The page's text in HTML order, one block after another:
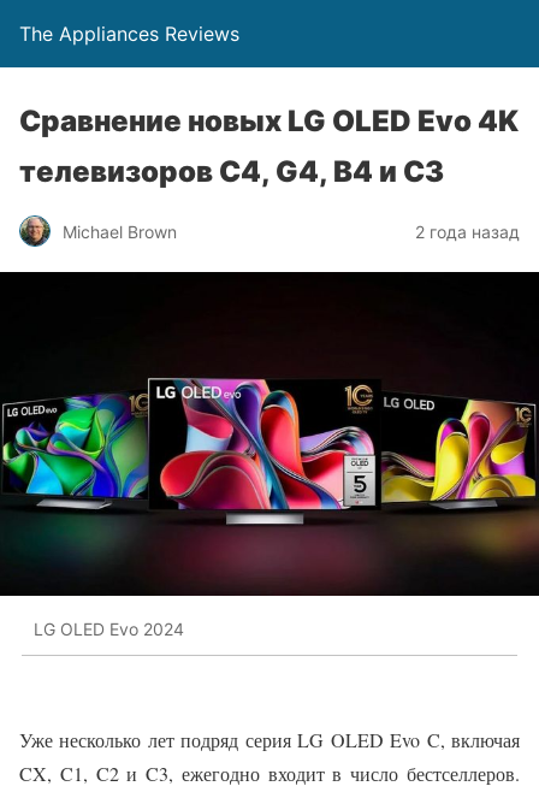
The Appliances Reviews
Сравнение новых LG OLED Evo 4K
телевизоров C4, G4, B4 и C3
Michael Brown 2 года назад
LG OLED Evo 2024
Уже несколько лет подряд серия LG OLED Evo C, включая
CX, C1, C2 и C3, ежегодно входит в число бестселлеров.